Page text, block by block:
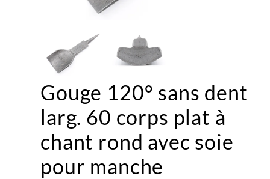
Gouge 120° sans dent
larg. 60 corps plat à
chant rond avec soie
pour manche